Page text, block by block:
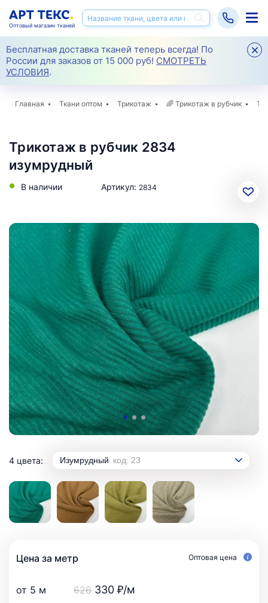
Бесплатная доставка тканей теперь всегда! По
России для заказов от 15 000 руб! СМОТРЕТЬ
УСЛОВИЯ.
Оптовый магазин тканей
Главная Ткани оптом Трикотаж 🌈 Трикотаж в рубчик
Трикотаж в рубчик 2834
изумрудный
В наличии Артикул: 2834
4 цвета: Изумрудный код: 23
Цена за метр Оптовая цена
от 5 м 626 330 ₽/м